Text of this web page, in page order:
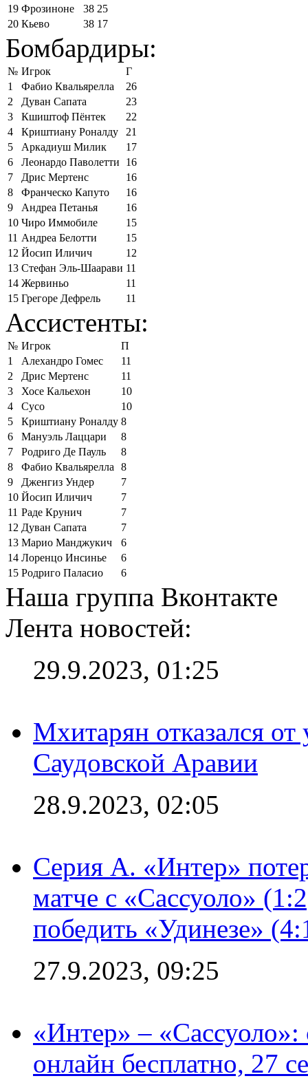
19 Фрозиноне 38 25
20 Кьево 38 17
Бомбардиры:
№ Игрок
Г
1
Фабио Квальярелла
26
2
Дуван Сапата
23
3
Кшиштоф Пёнтек
22
4
Криштиану Роналду
21
5
Аркадиуш Милик
17
6
Леонардо Паволетти
16
7
Дрис Мертенс
16
8
Франческо Капуто
16
9
Андреа Петанья
16
10 Чиро Иммобиле
15
11 Андреа Белотти
15
12 Йосип Иличич
12
13 Стефан Эль-Шаарави 11
14 Жервиньо
11
15 Грегоре Дефрель 11
Ассистенты:
№ Игрок
П
1
Алехандро Гомес
11
2
Дрис Мертенс
11
3
Хосе Кальехон
10
4
Сусо
10
5
Криштиану Роналду 8
6
Мануэль Лаццари
8
7
Родриго Де Пауль
8
8
Фабио Квальярелла
8
9
Дженгиз Ундер
7
10 Йосип Иличич
7
11 Раде Крунич
7
12 Дуван Сапата
7
13 Марио Манджукич
6
14 Лоренцо Инсинье
6
15 Родриго Паласио 6
Наша группа Вконтакте
Лента новостей:
29.9.2023, 01:25
Мхитарян отказался от
Саудовской Аравии
28.9.2023, 02:05
Серия А. «Интер»
матче с «Сассуоло»
победить «Удинезе»
27.9.2023, 09:25
«Интер» –
онлайн бесплатно, 27